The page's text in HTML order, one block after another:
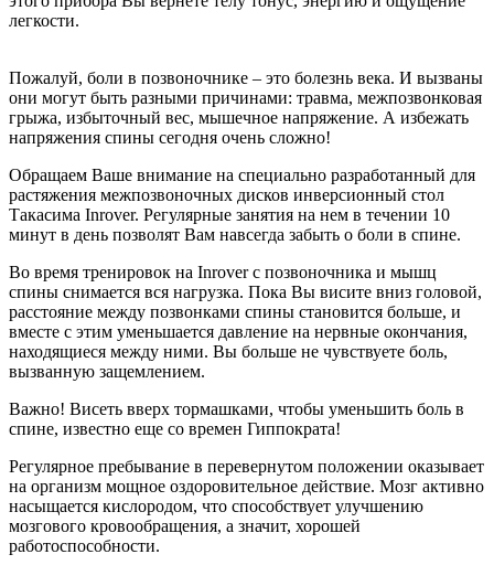
легкости.
Пожалуй, боли в позвоночнике – это болезнь века. И вызваны
они могут быть разными причинами: травма, межпозвонковая
грыжа, избыточный вес, мышечное напряжение. А избежать
напряжения спины сегодня очень сложно!
Обращаем Ваше внимание на специально разработанный для
растяжения межпозвоночных дисков инверсионный стол
Такасима Inrover. Регулярные занятия на нем в течении 10
минут в день позволят Вам навсегда забыть о боли в спине.
Во время тренировок на Inrover с позвоночника и мышц
спины снимается вся нагрузка. Пока Вы висите вниз головой,
расстояние между позвонками спины становится больше, и
вместе с этим уменьшается давление на нервные окончания,
находящиеся между ними. Вы больше не чувствуете боль,
вызванную защемлением.
Важно! Висеть вверх тормашками, чтобы уменьшить боль в
спине, известно еще со времен Гиппократа!
Регулярное пребывание в перевернутом положении оказывает
на организм мощное оздоровительное действие. Мозг активно
насыщается кислородом, что способствует улучшению
мозгового кровообращения, а значит, хорошей
работоспособности.